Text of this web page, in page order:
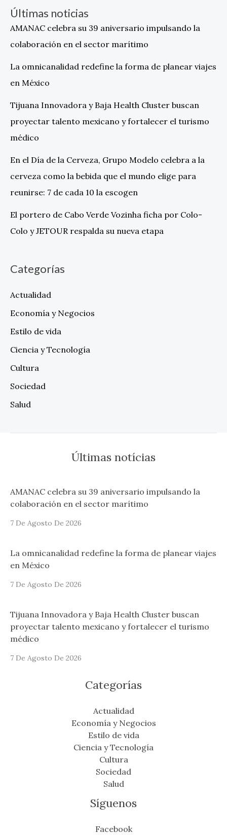
Últimas noticias
AMANAC celebra su 39 aniversario impulsando la
colaboración en el sector marítimo
La omnicanalidad redefine la forma de planear viajes
en México
Tijuana Innovadora y Baja Health Cluster buscan
proyectar talento mexicano y fortalecer el turismo
médico
En el Día de la Cerveza, Grupo Modelo celebra a la
cerveza como la bebida que el mundo elige para
reunirse: 7 de cada 10 la escogen
El portero de Cabo Verde Vozinha ficha por Colo-
Colo y JETOUR respalda su nueva etapa
Categorías
Actualidad
Economía y Negocios
Estilo de vida
Ciencia y Tecnología
Cultura
Sociedad
Salud
Últimas notícias
AMANAC celebra su 39 aniversario impulsando la
colaboración en el sector marítimo
7 De Agosto De 2026
La omnicanalidad redefine la forma de planear viajes
en México
7 De Agosto De 2026
Tijuana Innovadora y Baja Health Cluster buscan
proyectar talento mexicano y fortalecer el turismo
médico
7 De Agosto De 2026
Categorías
Actualidad
Economía y Negocios
Estilo de vida
Ciencia y Tecnología
Cultura
Sociedad
Salud
Síguenos
Facebook